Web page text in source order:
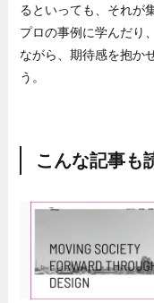
るといっても、それが
プロの事例に学んだり
ながら、期待感を抱か
う。
こんな記事も